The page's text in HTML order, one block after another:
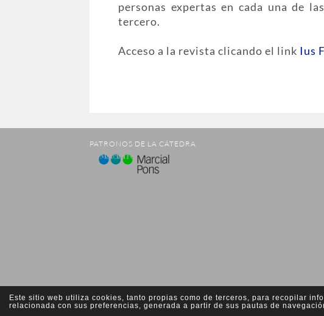
personas expertas en cada una de
tercero.
Acceso a la revista clicando el link Ius
PATRONOS DE LA CÁTEDRA
Este sitio web utiliza cookies, tanto propias como de terceros, para recopilar
relacionada con sus preferencias, generada a partir de sus pautas de